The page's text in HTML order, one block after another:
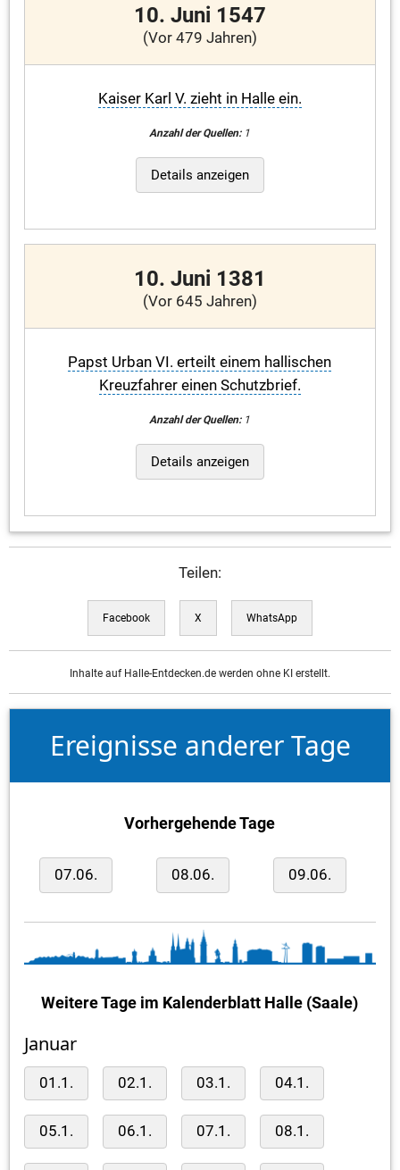
10. Juni 1547
(Vor 479 Jahren)
Kaiser Karl V. zieht in Halle ein.
Anzahl der Quellen:1
Details anzeigen
10. Juni 1381
(Vor 645 Jahren)
Papst Urban VI. erteilt einem hallischen
Kreuzfahrer einen Schutzbrief.
Anzahl der Quellen:1
Details anzeigen
Teilen:
Facebook X WhatsApp
Inhalte auf Halle-Entdecken.de werden ohne KI erstellt.
Ereignisse anderer Tage
Vorhergehende Tage
07.06. 08.06. 09.06.
Weitere Tage im Kalenderblatt Halle (Saale)
Januar
01.1. 02.1. 03.1. 04.1.
05.1. 06.1. 07.1. 08.1.